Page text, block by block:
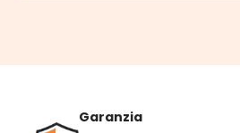
Garanzia